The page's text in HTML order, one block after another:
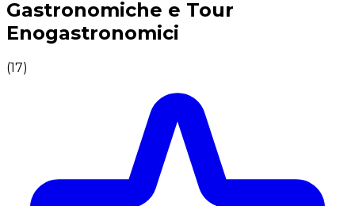
Gastronomiche e Tour
Enogastronomici
(17)